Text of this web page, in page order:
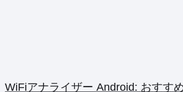
WiFiアナライザー Android: おすす